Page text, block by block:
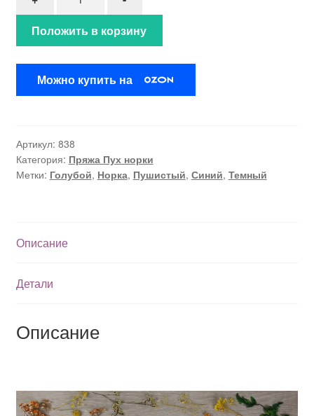
Положить в корзину
Можно купить на
Артикул: 838
Категория: Пряжа Пух норки
Метки: Голубой, Норка, Пушистый, Синий, Темный
Описание
Детали
Описание